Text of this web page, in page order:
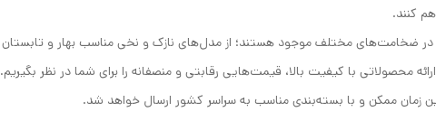
کنند.
در ضخامت‌های مختلف موجود هستند؛ از مدل‌های نازک و نخی مناسب بهار و
محصولاتی با کیفیت بالا، قیمت‌هایی رقابتی و منصفانه را برای شما در نظر بگیریم.
زمان ممکن و با بسته‌بندی مناسب به سراسر کشور ارسال خواهد شد.